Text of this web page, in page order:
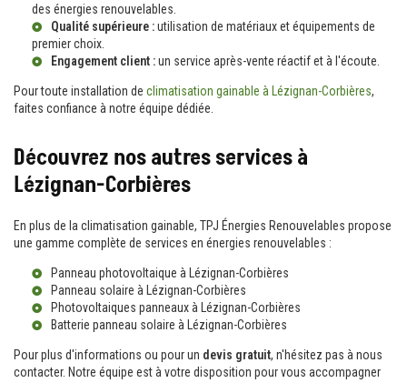
des énergies renouvelables.
Qualité supérieure :utilisation de matériaux et équipements de
premier choix.
Engagement client :un service après-vente réactif et à l'écoute.
Pour toute installation de climatisation gainable à Lézignan-Corbières,
faites confiance à notre équipe dédiée.
Découvrez nos autres services à
Lézignan-Corbières
En plus de la climatisation gainable, TPJ Énergies Renouvelables propose
une gamme complète de services en énergies renouvelables :
Panneau photovoltaique à Lézignan-Corbières
Panneau solaire à Lézignan-Corbières
Photovoltaiques panneaux à Lézignan-Corbières
Batterie panneau solaire à Lézignan-Corbières
Pour plus d'informations ou pour un devis gratuit, n'hésitez pas à nous
contacter. Notre équipe est à votre disposition pour vous accompagner